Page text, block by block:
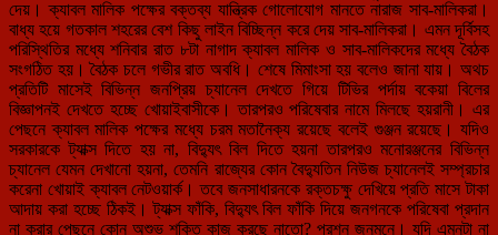
দেয়। ক্যাবল মালিক পক্ষের বক্তব্য যান্ত্রিক গোলোযোগ মানতে নারাজ সাব-মালিকরা।
বাধ্য হয়ে গতকাল শহরের বেশ কিছু লাইন বিচ্ছিন্ন করে দেয় সাব-মালিকরা। এমন দূর্বিসহ
পরিস্থিতির মধ্যে শনিবার রাত ৮টা নাগাদ ক্যাবল মালিক ও সাব-মালিকদের মধ্যে বৈঠক
সংগঠিত হয়। বৈঠক চলে গভীর রাত অবধি। শেষে মিমাংসা হয় বলেও জানা যায়। অথচ
প্রতিটি মাসেই বিভিন্ন জনপ্রিয় চ্যানেল দেখতে গিয়ে টিভির পর্দায় বকেয়া বিলের
বিজ্ঞাপনই দেখতে হচ্ছে খোয়াইবাসীকে। তারপরও পরিষেবার নামে মিলছে হয়রানী। এর
পেছনে ক্যাবল মালিক পক্ষের মধ্যে চরম মতানৈক্য রয়েছে বলেই গুঞ্জন রয়েছে। যদিও
সরকারকে ট্যাক্স দিতে হয় না, বিদ্যুৎ বিল দিতে হয়না তারপরও মনোরঞ্জনের বিভিন্ন
চ্যানেল যেমন দেখানো হয়না, তেমনি রাজ্যের কোন বৈদ্যুতিন নিউজ চ্যানেলই সম্প্রচার
করেনা খোয়াই ক্যাবল নেটওয়ার্ক। তবে জনসাধারনকে রক্তচক্ষু দেখিয়ে প্রতি মাসে টাকা
আদায় করা হচ্ছে ঠিকই। ট্যাক্স ফাঁকি, বিদ্যুৎ বিল ফাঁকি দিয়ে জনগনকে পরিষেবা প্রদান
না করার পেছনে কোন অশুভ শক্তি কাজ করছে নাতো? প্রশ্ন জনমনে। যদি এমনটা না